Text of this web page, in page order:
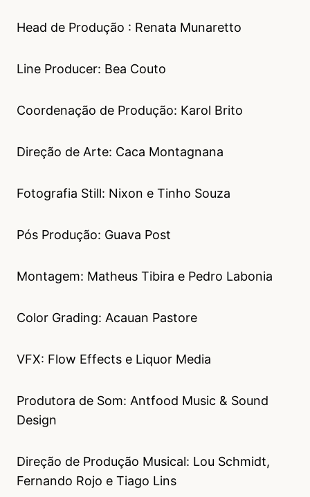
Head de Produção : Renata Munaretto
Line Producer: Bea Couto
Coordenação de Produção: Karol Brito
Direção de Arte: Caca Montagnana
Fotografia Still: Nixon e Tinho Souza
Pós Produção: Guava Post
Montagem: Matheus Tibira e Pedro Labonia
Color Grading: Acauan Pastore
VFX: Flow Effects e Liquor Media
Produtora de Som: Antfood Music & Sound
Design
Direção de Produção Musical: Lou Schmidt,
Fernando Rojo e Tiago Lins